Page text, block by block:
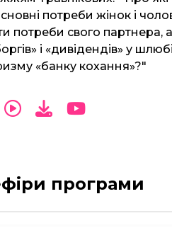
потреби жінок і
потреби свого партнера,
і «дивідендів» у
«банку кохання»?"
програми